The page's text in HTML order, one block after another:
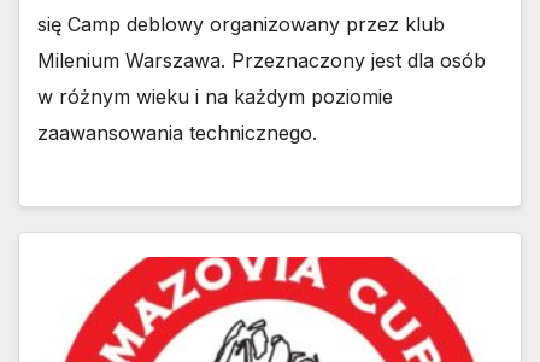
się Camp deblowy organizowany przez klub
Milenium Warszawa. Przeznaczony jest dla osób
w różnym wieku i na każdym poziomie
zaawansowania technicznego.